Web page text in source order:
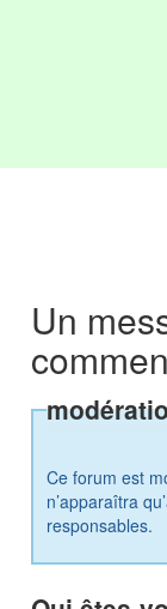
Un
Ce forum est
n’apparaîtra
responsables.